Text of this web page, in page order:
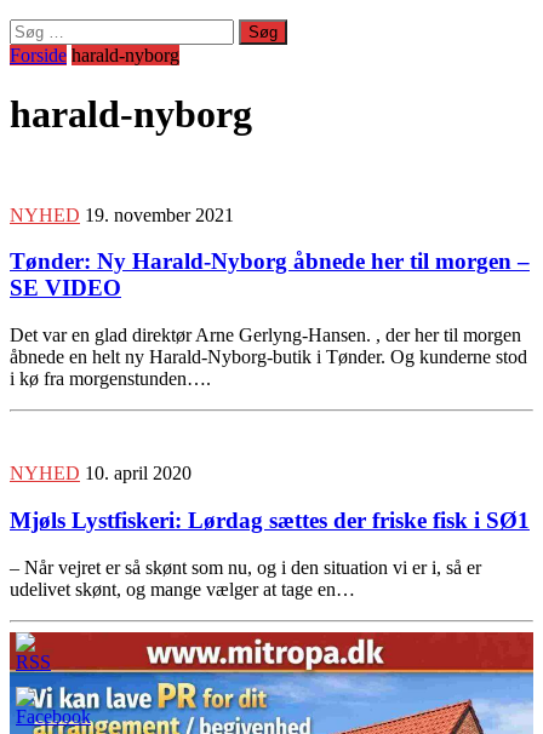
Søg
efter:
Forside harald-nyborg
harald-nyborg
NYHED 19. november 2021
Tønder: Ny Harald-Nyborg åbnede her til morgen –
SE VIDEO
Det var en glad direktør Arne Gerlyng-Hansen. , der her til morgen
åbnede en helt ny Harald-Nyborg-butik i Tønder. Og kunderne stod
i kø fra morgenstunden….
NYHED 10. april 2020
Mjøls Lystfiskeri: Lørdag sættes der friske fisk i SØ1
– Når vejret er så skønt som nu, og i den situation vi er i, så er
udelivet skønt, og mange vælger at tage en…